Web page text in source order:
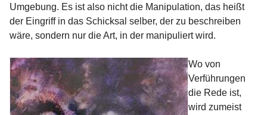
Umgebung. Es ist also nicht die Manipulation, das heißt
der Eingriff in das Schicksal selber, der zu beschreiben
wäre, sondern nur die Art, in der manipuliert wird.
Wo von
Verführungen
die Rede ist,
wird zumeist